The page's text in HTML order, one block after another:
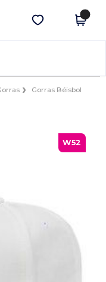
Descargar app
Gorras Béisbol
W52